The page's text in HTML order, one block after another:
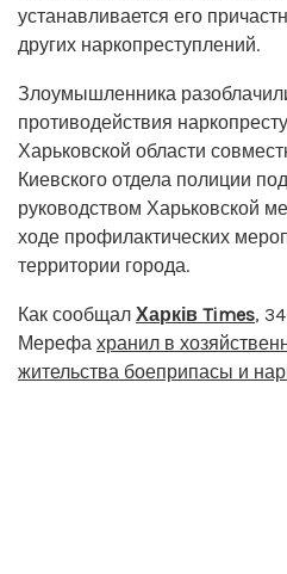
устанавливается его
других наркопреступлений.
Злоумышленника
противодействия
Харьковской области
Киевского отдела полиции
руководством Харьковской
ходе профилактических
территории города.
Как сообщал Харків Times,
Мерефа хранил в
жительства боеприпасы и